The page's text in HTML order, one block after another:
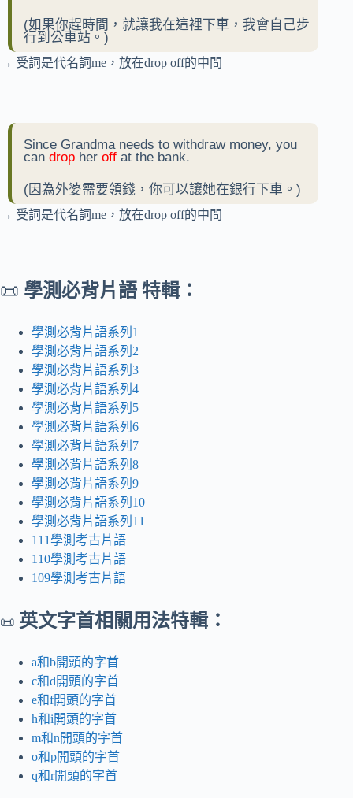
(如果你趕時間，就讓我在這裡下車，我會自己步
行到公車站。)
→ 受詞是代名詞me，放在drop off的中間
Since Grandma needs to withdraw money, you
can drop her off at the bank.
(因為外婆需要領錢，你可以讓她在銀行下車。)
→ 受詞是代名詞me，放在drop off的中間
📜 學測必背片語 特輯：
學測必背片語系列1
學測必背片語系列2
學測必背片語系列3
學測必背片語系列4
學測必背片語系列5
學測必背片語系列6
學測必背片語系列7
學測必背片語系列8
學測必背片語系列9
學測必背片語系列10
學測必背片語系列11
111學測考古片語
110學測考古片語
109學測考古片語
📜 英文字首相關用法特輯：
a和b開頭的字首
c和d開頭的字首
e和f開頭的字首
h和i開頭的字首
m和n開頭的字首
o和p開頭的字首
q和r開頭的字首